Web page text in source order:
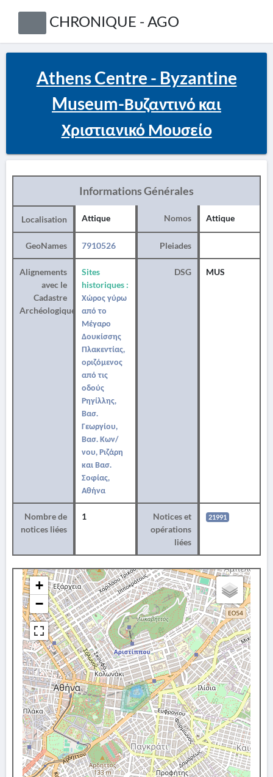
CHRONIQUE - AGO
Athens Centre - Byzantine
Museum-Βυζαντινό και
Χριστιανικό Μουσείο
Informations Générales
Localisation Attique Nomos Attique
GeoNames 7910526 Pleiades
Alignements
avec le
Cadastre
Archéologique
Sites
historiques :
Χώρος γύρω
από το
Μέγαρο
Δουκίσσης
Πλακεντίας,
οριζόμενος
από τις
οδούς
Ρηγίλλης,
Βασ.
Γεωργίου,
Βασ. Κων/
νου, Ριζάρη
και Βασ.
Σοφίας,
Αθήνα
DSG MUS
Nombre de
notices liées
1
Notices et
opérations
liées
21991
+
−